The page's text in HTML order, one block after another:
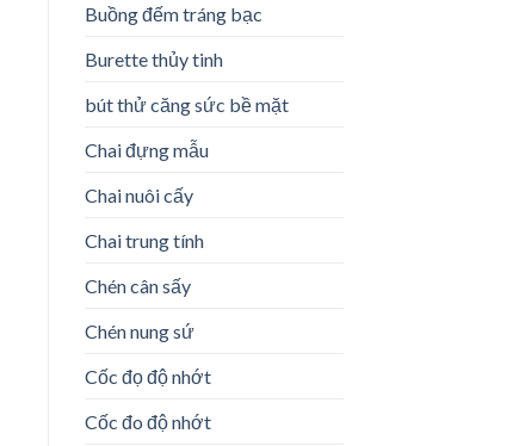
Buồng đếm tráng bạc
Burette thủy tinh
bút thử căng sức bề mặt
Chai đựng mẫu
Chai nuôi cấy
Chai trung tính
Chén cân sấy
Chén nung sứ
Cốc đọ độ nhớt
Cốc đo độ nhớt